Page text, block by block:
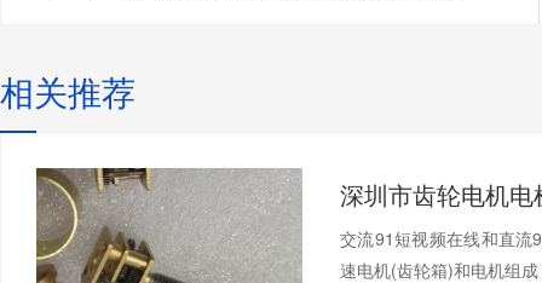
相关推荐
交流91短视频在线和直流
速电机(齿轮箱)和电机组